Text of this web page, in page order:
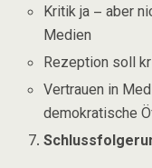
Kritik ja – aber
Medien
Rezeption soll
Vertrauen in
demokratische